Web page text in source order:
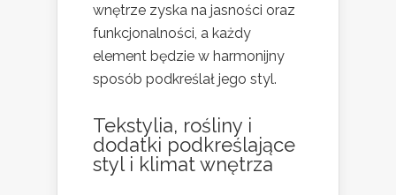
wnętrze zyska na jasności oraz
funkcjonalności, a każdy
element będzie w harmonijny
sposób podkreślał jego styl.
Tekstylia, rośliny i
dodatki podkreślające
styl i klimat wnętrza